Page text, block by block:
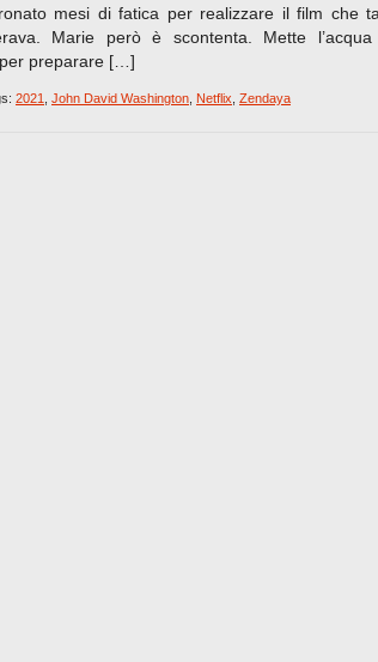
mesi di fatica per realizzare il film che
Marie però è scontenta. Mette
preparare […]
2021 John David Washington Netflix Zendaya